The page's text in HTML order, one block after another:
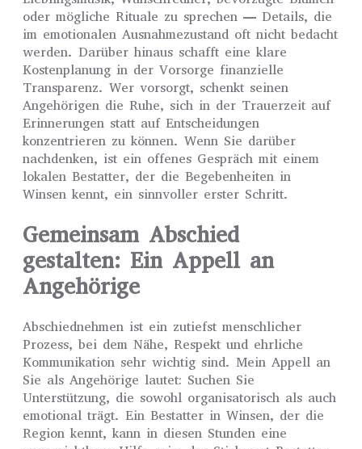
oder mögliche Rituale zu sprechen — Details, die
im emotionalen Ausnahmezustand oft nicht bedacht
werden. Darüber hinaus schafft eine klare
Kostenplanung in der Vorsorge finanzielle
Transparenz. Wer vorsorgt, schenkt seinen
Angehörigen die Ruhe, sich in der Trauerzeit auf
Erinnerungen statt auf Entscheidungen
konzentrieren zu können. Wenn Sie darüber
nachdenken, ist ein offenes Gespräch mit einem
lokalen Bestatter, der die Begebenheiten in
Winsen kennt, ein sinnvoller erster Schritt.
Gemeinsam Abschied
gestalten: Ein Appell an
Angehörige
Abschiednehmen ist ein zutiefst menschlicher
Prozess, bei dem Nähe, Respekt und ehrliche
Kommunikation sehr wichtig sind. Mein Appell an
Sie als Angehörige lautet: Suchen Sie
Unterstützung, die sowohl organisatorisch als auch
emotional trägt. Ein Bestatter in Winsen, der die
Region kennt, kann in diesen Stunden eine